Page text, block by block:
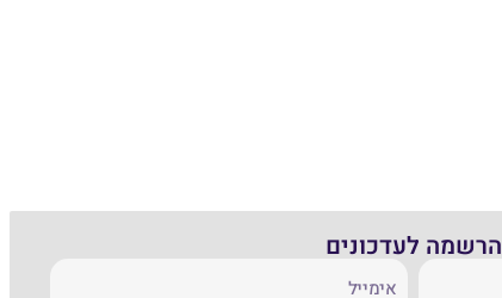
הרשמה לעדכונים